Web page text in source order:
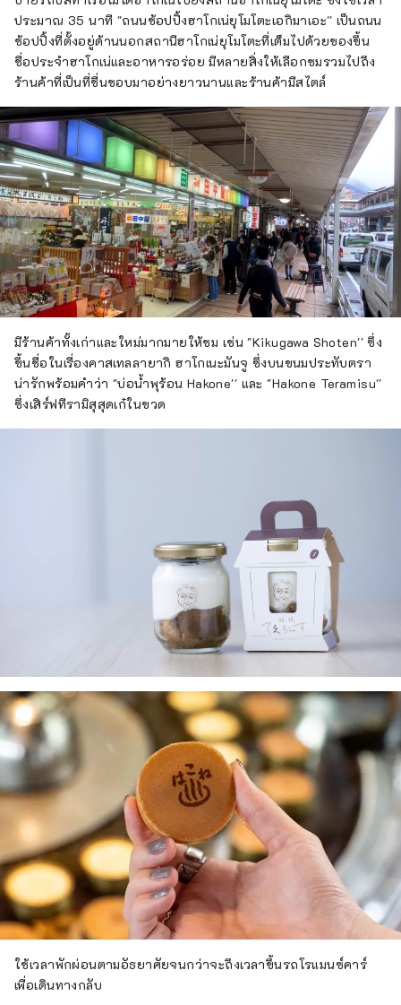
ประมาณ 35 นาที "ถนนช้อปปิ้งฮาโกเน่ยุโมโตะเอกิมาเอะ'' เป็นถนน
ช้อปปิ้งที่ตั้งอยู่ด้านนอกสถานีฮาโกเน่ยุโมโตะที่เต็มไปด้วยของขึ้น
ชื่อประจำฮาโกเน่และอาหารอร่อย มีหลายสิ่งให้เลือกชมรวมไปถึง
ร้านค้าที่เป็นที่ชื่นชอบมาอย่างยาวนานและร้านค้ามีสไตล์
มีร้านค้าทั้งเก่าและใหม่มากมายให้ชม เช่น "Kikugawa Shoten'' ซึ่ง
ขึ้นชื่อในเรื่องคาสเทลลายากิ ฮาโกเนะมันจู ซึ่งบนขนมประทับตรา
น่ารักพร้อมคำว่า "บ่อน้ำพุร้อน Hakone'' และ "Hakone Teramisu''
ซึ่งเสิร์ฟทีรามิสุสุดเก๋ในขวด
ใช้เวลาพักผ่อนตามอัธยาศัยจนกว่าจะถึงเวลาขึ้นรถโรแมนซ์คาร์
เพื่อเดินทางกลับ